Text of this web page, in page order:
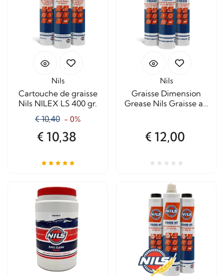
Nils
Cartouche de graisse
Nils NILEX LS 400 gr.
€ 10,40 - 0%
€ 10,38
Nils
Graisse Dimension
Grease Nils Graisse au
€ 12,00